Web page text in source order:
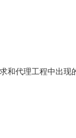
和代理工程中出现